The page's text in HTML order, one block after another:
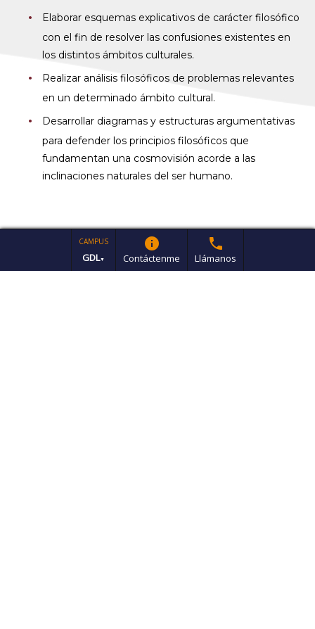
CAMPUS
GDL▼
info
Contáctenme
phone
Llámanos
Elaborar esquemas explicativos de carácter filosófico
con el fin de resolver las confusiones existentes en
los distintos ámbitos culturales.
Realizar análisis filosóficos de problemas relevantes
en un determinado ámbito cultural.
Desarrollar diagramas y estructuras argumentativas
para defender los principios filosóficos que
fundamentan una cosmovisión acorde a las
inclinaciones naturales del ser humano.